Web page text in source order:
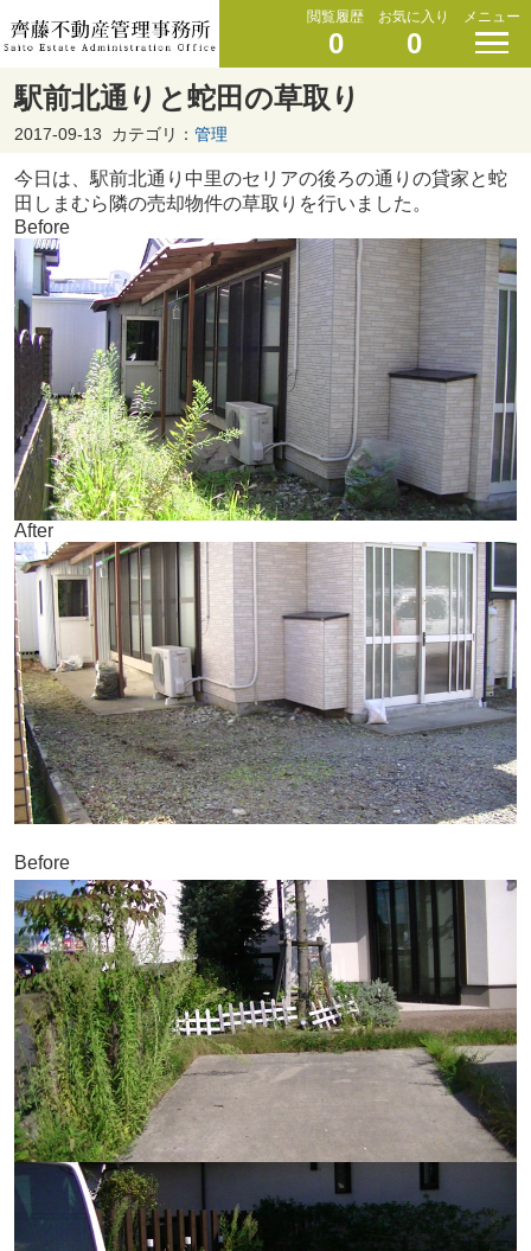
閲覧履歴
0
お気に入り
0
メニュー
駅前北通りと蛇田の草取り
2017-09-13 カテゴリ： 管理
今日は、駅前北通り中里のセリアの後ろの通りの貸家と蛇
田しまむら隣の売却物件の草取りを行いました。
Before
After
Before